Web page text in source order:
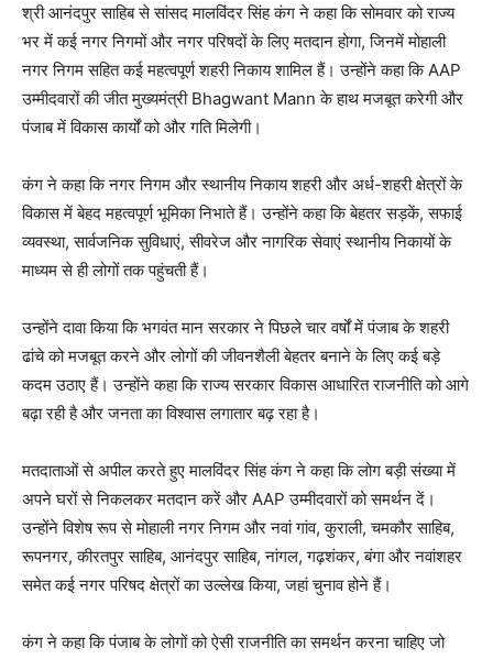
श्री आनंदपुर साहिब से सांसद मालविंदर सिंह कंग ने कहा कि सोमवार को राज्य
भर में कई नगर निगमों और नगर परिषदों के लिए मतदान होगा, जिनमें मोहाली
नगर निगम सहित कई महत्वपूर्ण शहरी निकाय शामिल हैं। उन्होंने कहा कि AAP
उम्मीदवारों की जीत मुख्यमंत्री Bhagwant Mann के हाथ मजबूत करेगी और
पंजाब में विकास कार्यों को और गति मिलेगी।
कंग ने कहा कि नगर निगम और स्थानीय निकाय शहरी और अर्ध-शहरी क्षेत्रों के
विकास में बेहद महत्वपूर्ण भूमिका निभाते हैं। उन्होंने कहा कि बेहतर सड़कें, सफाई
व्यवस्था, सार्वजनिक सुविधाएं, सीवरेज और नागरिक सेवाएं स्थानीय निकायों के
माध्यम से ही लोगों तक पहुंचती हैं।
उन्होंने दावा किया कि भगवंत मान सरकार ने पिछले चार वर्षों में पंजाब के शहरी
ढांचे को मजबूत करने और लोगों की जीवनशैली बेहतर बनाने के लिए कई बड़े
कदम उठाए हैं। उन्होंने कहा कि राज्य सरकार विकास आधारित राजनीति को आगे
बढ़ा रही है और जनता का विश्वास लगातार बढ़ रहा है।
मतदाताओं से अपील करते हुए मालविंदर सिंह कंग ने कहा कि लोग बड़ी संख्या में
अपने घरों से निकलकर मतदान करें और AAP उम्मीदवारों को समर्थन दें।
उन्होंने विशेष रूप से मोहाली नगर निगम और नवां गांव, कुराली, चमकौर साहिब,
रूपनगर, कीरतपुर साहिब, आनंदपुर साहिब, नांगल, गढ़शंकर, बंगा और नवांशहर
समेत कई नगर परिषद क्षेत्रों का उल्लेख किया, जहां चुनाव होने हैं।
कंग ने कहा कि पंजाब के लोगों को ऐसी राजनीति का समर्थन करना चाहिए जो